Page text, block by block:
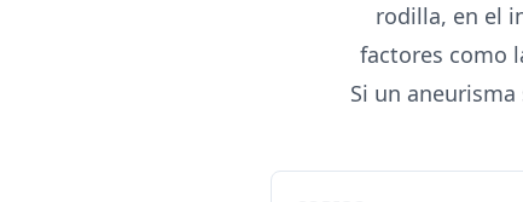
rodilla, en el
factores como
Si un